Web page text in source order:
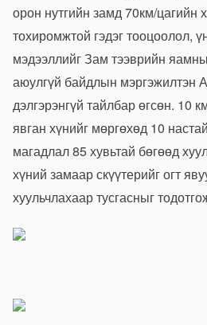
орон нутгийн замд 70км/цагийн
тохиромжтой гэдэг тооцоолол,
мэдээллийг Зам тээврийн
аюулгүй байдлын мэргэжилтэн
дэлгэрэнгүй тайлбар өгсөн. 10
явган хүнийг мөргөхөд 10
магадлал 85 хувьтай бөгөөд
хүний замаар скүүтерийг огт
хуульчлахаар тусгасныг